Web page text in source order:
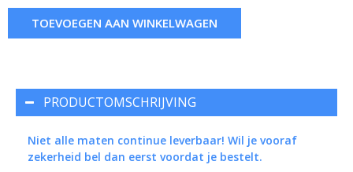
TOEVOEGEN AAN WINKELWAGEN
PRODUCTOMSCHRIJVING
Niet alle maten continue leverbaar! Wil je vooraf
zekerheid bel dan eerst voordat je bestelt.